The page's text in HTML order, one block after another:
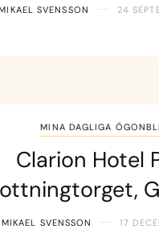
SVENSSON 24
MINA DAGLIGA
Clarion Hotel
MIKAEL SVENSSON 17